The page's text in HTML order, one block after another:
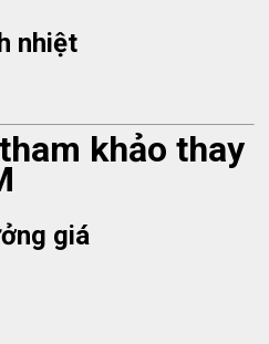
nhiệt
khảo thay
giá